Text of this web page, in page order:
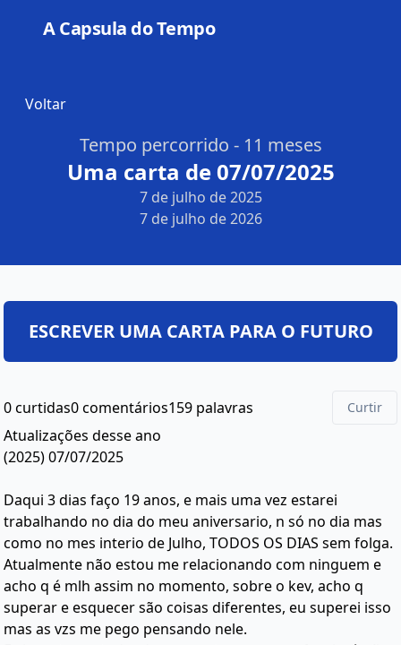
A Capsula do Tempo
Voltar
Tempo percorrido - 11 meses
Uma carta de 07/07/2025
7 de julho de 2025
7 de julho de 2026
0 curtidas0 comentários159 palavras Curtir
Atualizações desse ano
(2025) 07/07/2025
Daqui 3 dias faço 19 anos, e mais uma vez estarei
trabalhando no dia do meu aniversario, n só no dia mas
como no mes interio de Julho, TODOS OS DIAS sem folga.
Atualmente não estou me relacionando com ninguem e
acho q é mlh assim no momento, sobre o kev, acho q
superar e esquecer são coisas diferentes, eu superei isso
mas as vzs me pego pensando nele.
ESCREVER UMA CARTA PARA O FUTURO